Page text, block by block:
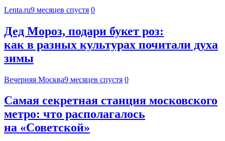
Lenta.ru9 месяцев спустя 0
Дед Мороз, подари букет роз:
как в разных культурах почитали духа
зимы
Вечерняя Москва9 месяцев спустя 0
Самая секретная станция московского
метро: что располагалось
на «Советской»